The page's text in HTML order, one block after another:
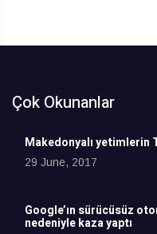
Çok Okunanlar
Makedonyalı yetimlerin
29 June, 2017
Google’ın sürücüsüz
nedeniyle kaza yaptı